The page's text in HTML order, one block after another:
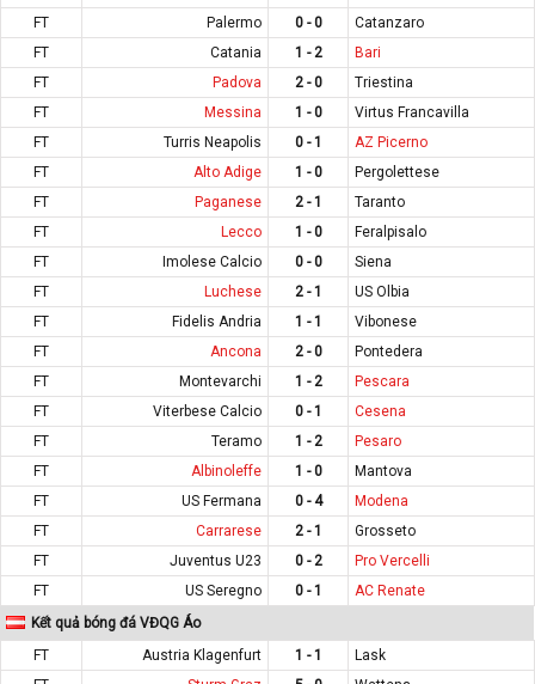
FT
Palermo 0 - 0
Catanzaro
FT
Catania 1 - 2
Bari
FT
Padova 2 - 0
Triestina
FT
Messina 1 - 0
Virtus Francavilla
FT
Turris Neapolis 0 - 1
AZ Picerno
FT
Alto Adige 1 - 0
Pergolettese
FT
Paganese 2 - 1
Taranto
FT
Lecco 1 - 0
Feralpisalo
FT
Imolese Calcio 0 - 0
Siena
FT
Luchese 2 - 1
US Olbia
FT
Fidelis Andria 1 - 1
Vibonese
FT
Ancona 2 - 0
Pontedera
FT
Montevarchi 1 - 2
Pescara
FT
Viterbese Calcio 0 - 1
Cesena
FT
Teramo 1 - 2
Pesaro
FT
Albinoleffe 1 - 0
Mantova
FT
US Fermana 0 - 4
Modena
FT
Carrarese 2 - 1
Grosseto
FT
Juventus U23 0 - 2
Pro Vercelli
FT
US Seregno 0 - 1
AC Renate
Kết quả bóng đá VĐQG Áo
FT
Austria Klagenfurt 1 - 1
Lask